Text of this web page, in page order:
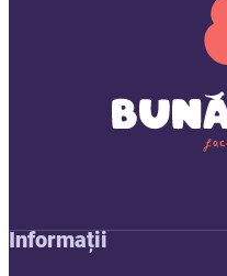
Informații